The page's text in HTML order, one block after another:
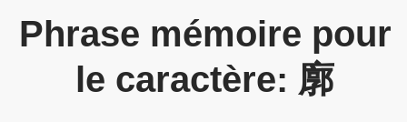
Phrase mémoire pour
le caractère: 廓